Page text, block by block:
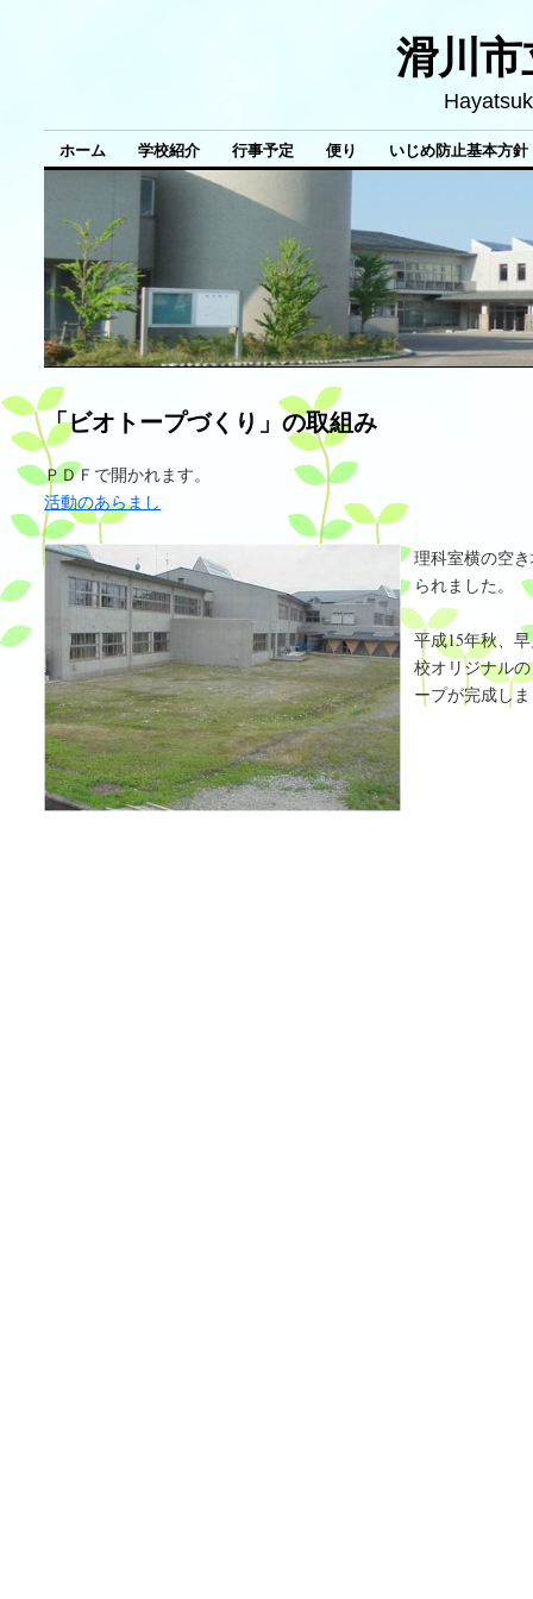
滑川市
ホーム 学校紹介 行事予定 便り いじめ防止基本方針
「ビオトープづくり」の取組み
ＰＤＦで開かれます。
活動のあらまし
理科室横の空
られました。
平成15年秋、
校オリジナル
ープが完成し